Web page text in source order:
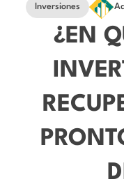
Inversiones
¿EN